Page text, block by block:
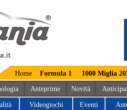
Home Formula 1 1000 Miglia
Anteprime Novità
Videogiochi Eventi